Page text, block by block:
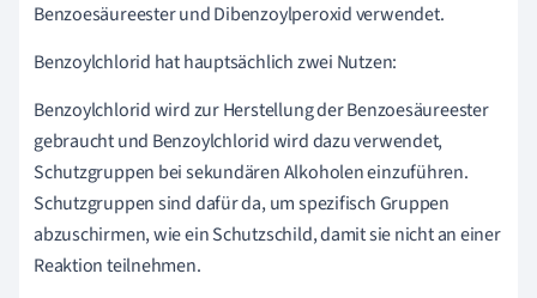
Benzoesäureester und Dibenzoylperoxid verwendet.
Benzoylchlorid hat hauptsächlich zwei Nutzen:
Benzoylchlorid wird zur Herstellung der Benzoesäureester
gebraucht und Benzoylchlorid wird dazu verwendet,
Schutzgruppen bei sekundären Alkoholen einzuführen.
Schutzgruppen sind dafür da, um spezifisch Gruppen
abzuschirmen, wie ein Schutzschild, damit sie nicht an einer
Reaktion teilnehmen.